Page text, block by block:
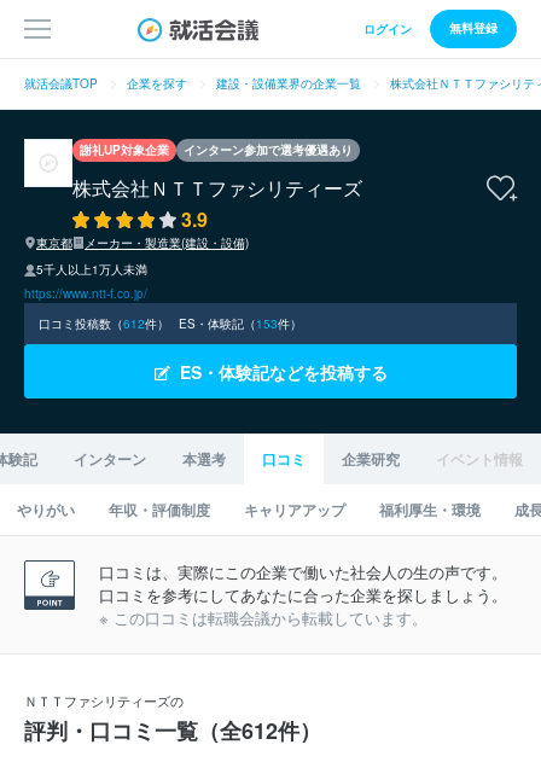
ログイン 無料登録
就活会議TOP 企業を探す 建設・設備業界の企業一覧 株式会社ＮＴＴファシリテ
謝礼UP対象企業 インターン参加で選考優遇あり
株式会社ＮＴＴファシリティーズ
3.9
東京都
メーカー・製造業(建設・設備)
5千人以上1万人未満
https://www.ntt-f.co.jp/
口コミ投稿数（612件） ES・体験記（153件）
ES・体験記などを投稿する
験記 インターン 本選考 口コミ 企業研究 イベント情報
やりがい 年収・評価制度 キャリアアップ 福利厚生・環境 成
口コミは、実際にこの企業で働いた社会人の生の声です。
口コミを参考にしてあなたに合った企業を探しましょう。
※ この口コミは転職会議から転載しています。
ＮＴＴファシリティーズの
評判・口コミ一覧（全612件）